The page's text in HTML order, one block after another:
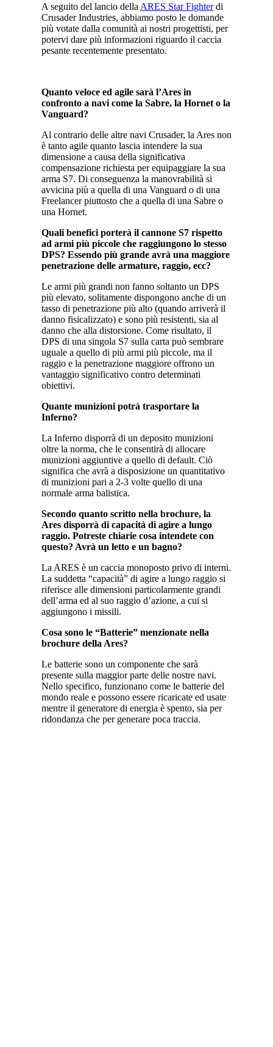
A seguito del lancio della ARES Star Fighterdi
Crusader Industries, abbiamo posto le domande
più votate dalla comunità ai nostri progettisti, per
potervi dare più informazioni riguardo il caccia
pesante recentemente presentato.
Quanto veloce ed agile sarà l’Ares in
confronto a navi come la Sabre, la Hornet o la
Vanguard?
Al contrario delle altre navi Crusader, la Ares non
è tanto agile quanto lascia intendere la sua
dimensione a causa della significativa
compensazione richiesta per equipaggiare la sua
arma S7. Di conseguenza la manovrabilità si
avvicina più a quella di una Vanguard o di una
Freelancer piuttosto che a quella di una Sabre o
una Hornet.
Quali benefici porterà il cannone S7 rispetto
ad armi più piccole che raggiungono lo stesso
DPS? Essendo più grande avrà una maggiore
penetrazione delle armature, raggio, ecc?
Le armi più grandi non fanno soltanto un DPS
più elevato, solitamente dispongono anche di un
tasso di penetrazione più alto (quando arriverà il
danno fisicalizzato) e sono più resistenti, sia al
danno che alla distorsione. Come risultato, il
DPS di una singola S7 sulla carta può sembrare
uguale a quello di più armi più piccole, ma il
raggio e la penetrazione maggiore offrono un
vantaggio significativo contro determinati
obiettivi.
Quante munizioni potrà trasportare la
Inferno?
La Inferno disporrà di un deposito munizioni
oltre la norma, che le consentirà di allocare
munizioni aggiuntive a quello di default. Ciò
significa che avrà a disposizione un quantitativo
di munizioni pari a 2-3 volte quello di una
normale arma balistica.
Secondo quanto scritto nella brochure, la
Ares disporrà di capacità di agire a lungo
raggio. Potreste chiarie cosa intendete con
questo? Avrà un letto e un bagno?
La ARES è un caccia monoposto privo di interni.
La suddetta “capacità” di agire a lungo raggio si
riferisce alle dimensioni particolarmente grandi
dell’arma ed al suo raggio d’azione, a cui si
aggiungono i missili.
Cosa sono le “Batterie” menzionate nella
brochure della Ares?
Le batterie sono un componente che sarà
presente sulla maggior parte delle nostre navi.
Nello specifico, funzionano come le batterie del
mondo reale e possono essere ricaricate ed usate
mentre il generatore di energia è spento, sia per
ridondanza che per generare poca traccia.